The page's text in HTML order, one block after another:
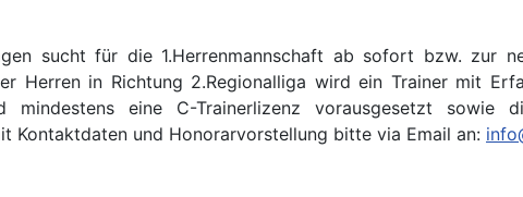
sucht für die 1.Herrenmannschaft ab sofort bzw. zur
Herren in Richtung 2.Regionalliga wird ein Trainer mit
mindestens eine C-Trainerlizenz vorausgesetzt sowie
Kontaktdaten und Honorarvorstellung bitte via Email an: